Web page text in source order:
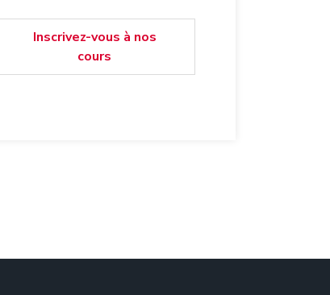
Inscrivez-vous à nos
cours